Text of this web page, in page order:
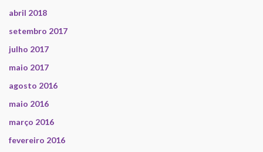
abril 2018
setembro 2017
julho 2017
maio 2017
agosto 2016
maio 2016
março 2016
fevereiro 2016